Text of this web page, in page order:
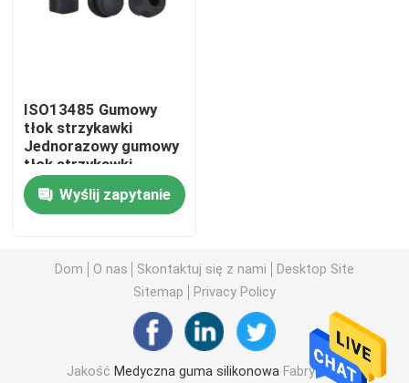
Skontaktuj się z nami
Poprosić o wycenę
Medyczna guma silikonowa
Gumowy korek medyczny
Gumowy tłok strzykawki
ISO13485 Gumowy
tłok strzykawki
Jednorazowy gumowy
tłok strzykawki
Wyślij zapytanie
Dom O nas Skontaktuj się z nami
Desktop Site
Sitemap
Privacy Policy
Jakość Medyczna guma silikonowa Fabryka w